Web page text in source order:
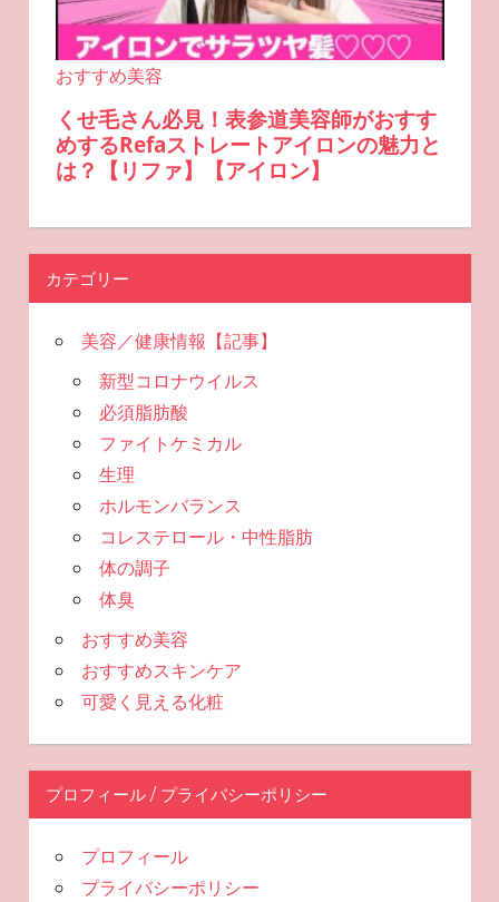
カテゴリー
美容／健康情報【記事】
新型コロナウイルス
必須脂肪酸
ファイトケミカル
生理
ホルモンバランス
コレステロール・中性脂肪
体の調子
体臭
おすすめ美容
おすすめスキンケア
可愛く見える化粧
プロフィール / プライバシーポリシー
プロフィール
プライバシーポリシー